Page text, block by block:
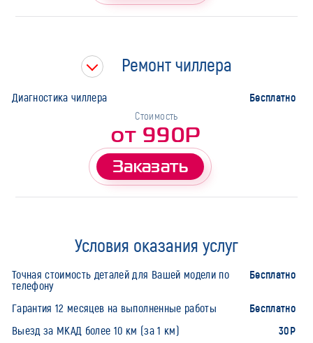
Ремонт чиллера
Диагностика чиллера Бесплатно
Стоимость
от 990Р
Заказать
Условия оказания услуг
Точная стоимость деталей для Вашей модели по
телефону
Бесплатно
Гарантия 12 месяцев на выполненные работы Бесплатно
Выезд за МКАД более 10 км (за 1 км) 30Р